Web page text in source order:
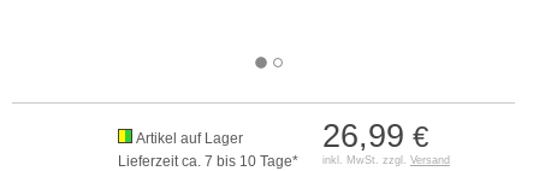
26,99 €
inkl. MwSt. zzgl. Versand
Artikel auf Lager
Lieferzeit ca. 7 bis 10 Tage*